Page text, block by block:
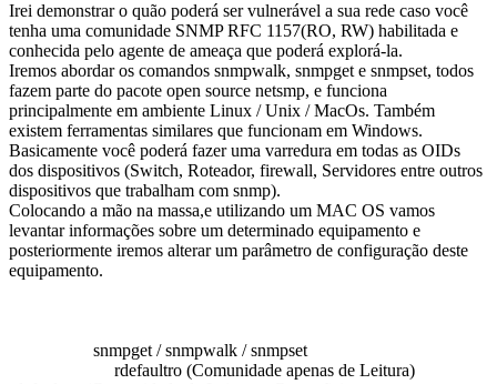
Irei demonstrar o quão poderá ser vulnerável a sua rede caso você
tenha uma comunidade SNMP RFC 1157(RO, RW) habilitada e
conhecida pelo agente de ameaça que poderá explorá-la.
Iremos abordar os comandos snmpwalk, snmpget e snmpset, todos
fazem parte do pacote open source netsmp, e funciona
principalmente em ambiente Linux / Unix / MacOs. Também
existem ferramentas similares que funcionam em Windows.
Basicamente você poderá fazer uma varredura em todas as OIDs
dos dispositivos (Switch, Roteador, firewall, Servidores entre outros
dispositivos que trabalham com snmp).
Colocando a mão na massa,e utilizando um MAC OS vamos
levantar informações sobre um determinado equipamento e
posteriormente iremos alterar um parâmetro de configuração deste
equipamento.
snmpget / snmpwalk / snmpset
rdefaultro (Comunidade apenas de Leitura)